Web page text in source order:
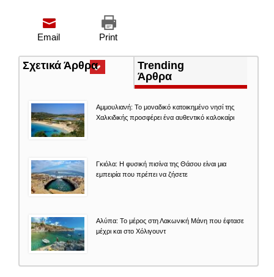
Print
Email
Σχετικά Άρθρα(ενεργή
καρτέλα)
Trending
Άρθρα
Αμμουλιανή: Το μοναδικό κατοικημένο νησί της
Χαλκιδικής προσφέρει ένα αυθεντικό καλοκαίρι
Γκιόλα: Η φυσική πισίνα της Θάσου είναι μια
εμπειρία που πρέπει να ζήσετε
Αλύπα: Το μέρος στη Λακωνική Μάνη που έφτασε
μέχρι και στο Χόλιγουντ